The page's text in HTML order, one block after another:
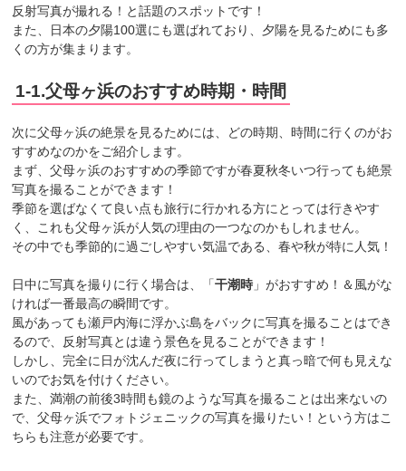
反射写真が撮れる！と話題のスポットです！
また、日本の夕陽100選にも選ばれており、夕陽を見るためにも多
くの方が集まります。
1-1.父母ヶ浜のおすすめ時期・時間
次に父母ヶ浜の絶景を見るためには、どの時期、時間に行くのがお
すすめなのかをご紹介します。
まず、父母ヶ浜のおすすめの季節ですが春夏秋冬いつ行っても絶景
写真を撮ることができます！
季節を選ばなくて良い点も旅行に行かれる方にとっては行きやす
く、これも父母ヶ浜が人気の理由の一つなのかもしれません。
その中でも季節的に過ごしやすい気温である、春や秋が特に人気！
日中に写真を撮りに行く場合は、「干潮時 」がおすすめ！＆風がな
ければ一番最高の瞬間です。
風があっても瀬戸内海に浮かぶ島をバックに写真を撮ることはでき
るので、反射写真とは違う景色を見ることができます！
しかし、完全に日が沈んだ夜に行ってしまうと真っ暗で何も見えな
いのでお気を付けください。
また、満潮の前後3時間も鏡のような写真を撮ることは出来ないの
で、父母ヶ浜でフォトジェニックの写真を撮りたい！という方はこ
ちらも注意が必要です。